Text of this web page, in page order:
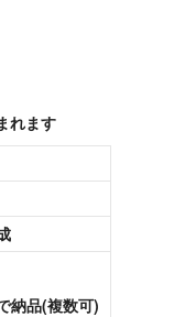
れます
納品(複数可)